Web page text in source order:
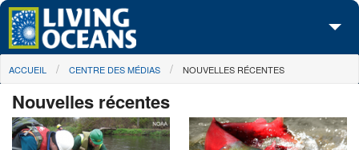
Skip to main content
À propos de nous
Nos campagnes
Centre des Médias
You are here
ACCUEIL CENTRE DES MÉDIAS NOUVELLES RÉCENTES
Nouvelles récentes